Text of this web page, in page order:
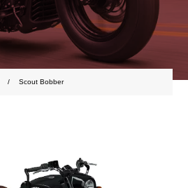
Scout Bobber